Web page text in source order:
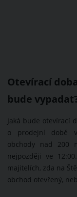
Otevírací
bude
Jaká bude otevírací
o prodejní době v
obchody nad 200
nejpozději ve
majitelích, zda na
obchod otevřený,